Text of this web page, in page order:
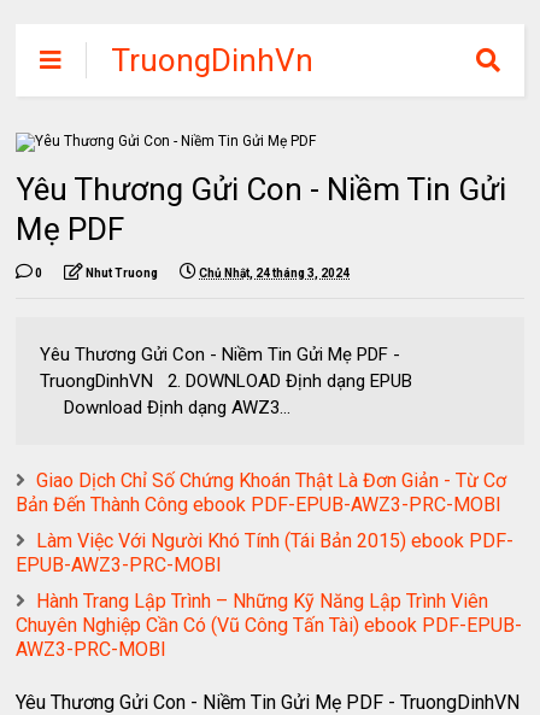
TruongDinhVn
Chia sẽ ebook,
các khóa học,
phần mềm học
tập miễn phí
Yêu Thương Gửi Con - Niềm Tin Gửi
Mẹ PDF
0 Nhut Truong Chủ Nhật, 24 tháng 3, 2024
Yêu Thương Gửi Con - Niềm Tin Gửi Mẹ PDF -
TruongDinhVN 2. DOWNLOAD Định dạng EPUB
Download Định dạng AWZ3...
Giao Dịch Chỉ Số Chứng Khoán Thật Là Đơn Giản - Từ Cơ
Bản Đến Thành Công ebook PDF-EPUB-AWZ3-PRC-MOBI
Làm Việc Với Người Khó Tính (Tái Bản 2015) ebook PDF-
EPUB-AWZ3-PRC-MOBI
Hành Trang Lập Trình – Những Kỹ Năng Lập Trình Viên
Chuyên Nghiệp Cần Có (Vũ Công Tấn Tài) ebook PDF-EPUB-
AWZ3-PRC-MOBI
Yêu Thương Gửi Con - Niềm Tin Gửi Mẹ PDF - TruongDinhVN